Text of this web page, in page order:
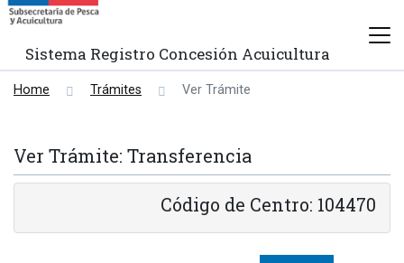
Sistema Registro Concesión Acuicultura
Home Trámites Ver Trámite
Ver Trámite: Transferencia
Código de Centro: 104470